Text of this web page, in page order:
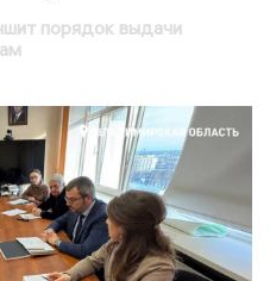
порядок выдачи